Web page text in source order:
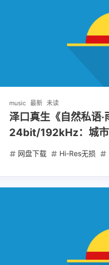
music 最新 未读
泽口真生《自然私语·
24bit/192kHz：城市
网盘下载 Hi-Res无损